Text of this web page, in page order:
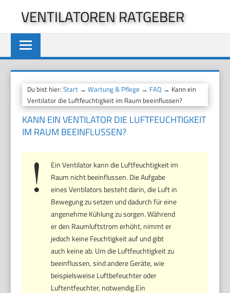
springen
VENTILATOREN RATGEBER
Du bist hier:Start →Wartung & Pflege → FAQ → Kann ein
Ventilator die Luftfeuchtigkeit im Raum beeinflussen?
KANN EIN VENTILATOR DIE LUFTFEUCHTIGKEIT
IM RAUM BEEINFLUSSEN?
Ein Ventilator kann die Luftfeuchtigkeit im
Raum nicht beeinflussen. Die Aufgabe
eines Ventilators besteht darin, die Luft in
Bewegung zu setzen und dadurch für eine
angenehme Kühlung zu sorgen. Während
er den Raumluftstrom erhöht, nimmt er
jedoch keine Feuchtigkeit auf und gibt
auch keine ab. Um die Luftfeuchtigkeit zu
beeinflussen, sind andere Geräte, wie
beispielsweise Luftbefeuchter oder
Luftentfeuchter, notwendig.Ein